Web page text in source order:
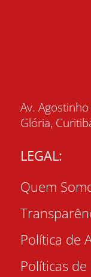
Av.
Glória,
LEGAL:
Quem
Política de
Políticas